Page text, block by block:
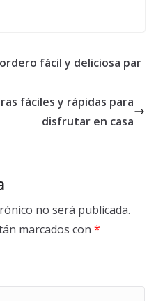
fácil y deliciosa par
fáciles y rápidas para
disfrutar en casa
no será publicada.
marcados con *